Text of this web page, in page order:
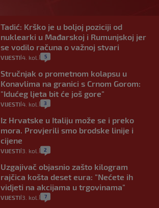
Tadić: Krško je u boljoj poziciji od
nuklearki u Mađarskoj i Rumunjskoj jer
se vodilo računa o važnoj stvari
VIJESTI 4. kol. 5
Stručnjak o prometnom kolapsu u
Konavlima na granici s Crnom Gorom:
"Idućeg ljeta bit će još gore"
VIJESTI 4. kol. 3
Iz Hrvatske u Italiju može se i preko
mora. Provjerili smo brodske linije i
cijene
VIJESTI 3. kol. 2
Uzgajivač objasnio zašto kilogram
rajčica košta deset eura: "Nećete ih
vidjeti na akcijama u trgovinama"
VIJESTI 3. kol. 7